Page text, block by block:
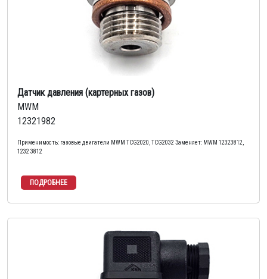
Датчик давления (картерных газов)
MWM
12321982
Применимость: газовые двигатели MWM TCG2020, TCG2032 Заменяет: MWM 12323812,
1232 3812